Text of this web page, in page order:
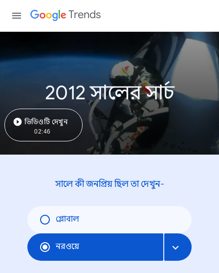
Trends
2012 সালের সার্চ
ভিডিওটি দেখুন
02:46
সালে কী জনপ্রিয় ছিল তা দেখুন-
গ্লোবাল
নরওয়ে